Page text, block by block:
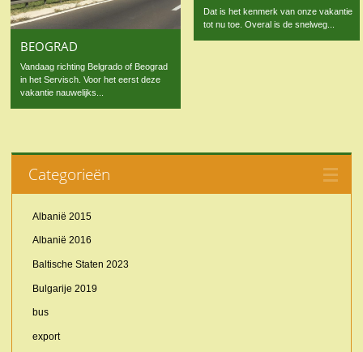
BEOGRAD
Vandaag richting Belgrado of Beograd
in het Servisch. Voor het eerst deze
vakantie nauwelijks...
Dat is het kenmerk van onze vakantie
tot nu toe. Overal is de snelweg...
Categorieën
Albanië 2015
Albanië 2016
Baltische Staten 2023
Bulgarije 2019
bus
export